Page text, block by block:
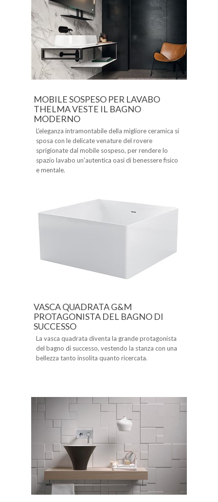
MOBILE SOSPESO PER LAVABO
THELMA VESTE IL BAGNO
MODERNO
L'eleganza intramontabile della migliore ceramica si
sposa con le delicate venature del rovere
sprigionate dal mobile sospeso, per rendere lo
spazio lavabo un'autentica oasi di benessere fisico
e mentale.
VASCA QUADRATA G&M
PROTAGONISTA DEL BAGNO DI
SUCCESSO
La vasca quadrata diventa la grande protagonista
del bagno di successo, vestendo la stanza con una
bellezza tanto insolita quanto ricercata.